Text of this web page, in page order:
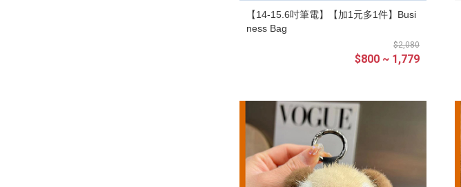
【14-15.6吋筆電】【加1元多1件】Busi
ness Bag
$2,080
$800 ~ 1,779